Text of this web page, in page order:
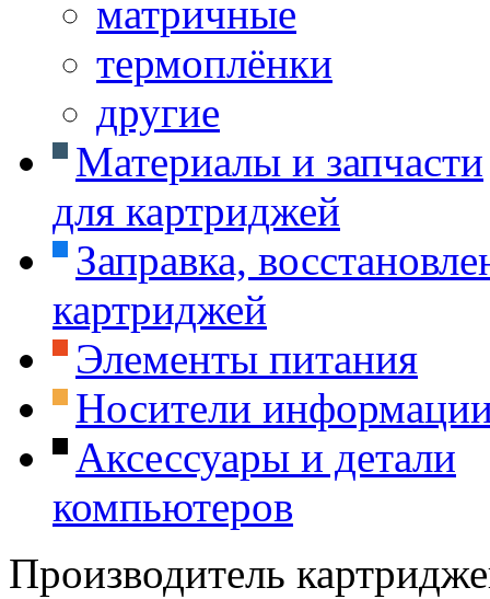
матричные
термоплёнки
другие
Материалы и запчасти
для картриджей
Заправка,
картриджей
Элементы питания
Носители
Аксессуары и детали
компьютеров
Производитель